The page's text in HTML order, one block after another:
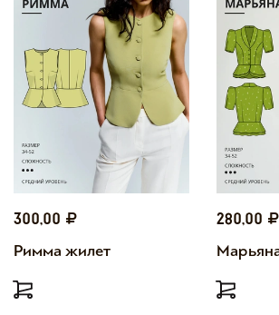
300,00
Римма жилет
280,00